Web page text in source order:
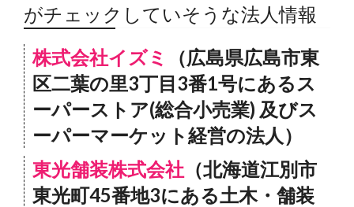
がチェックしていそうな法人情報
株式会社イズミ
（広島県広島市東
区二葉の里3丁目3番1号にあるス
ーパーストア(総合小売業) 及びス
ーパーマーケット経営の法人）
東光舗装株式会社 （北海道江別市
東光町45番地3にある土木・舗装